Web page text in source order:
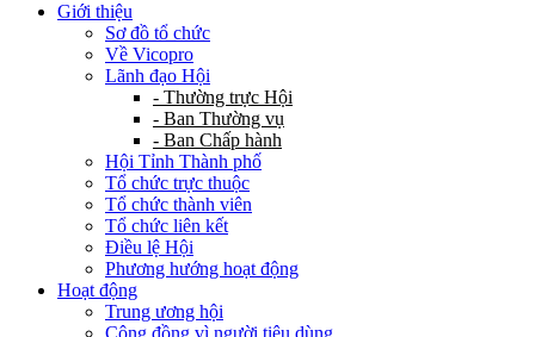
Giới thiệu
Sơ đồ tổ chức
Về Vicopro
Lãnh đạo Hội
- Thường trực Hội
- Ban Thường vụ
- Ban Chấp hành
Hội Tỉnh Thành phố
Tổ chức trực thuộc
Tổ chức thành viên
Tổ chức liên kết
Điều lệ Hội
Phương hướng hoạt động
Hoạt động
Trung ương hội
Cộng đồng vì người tiêu dùng